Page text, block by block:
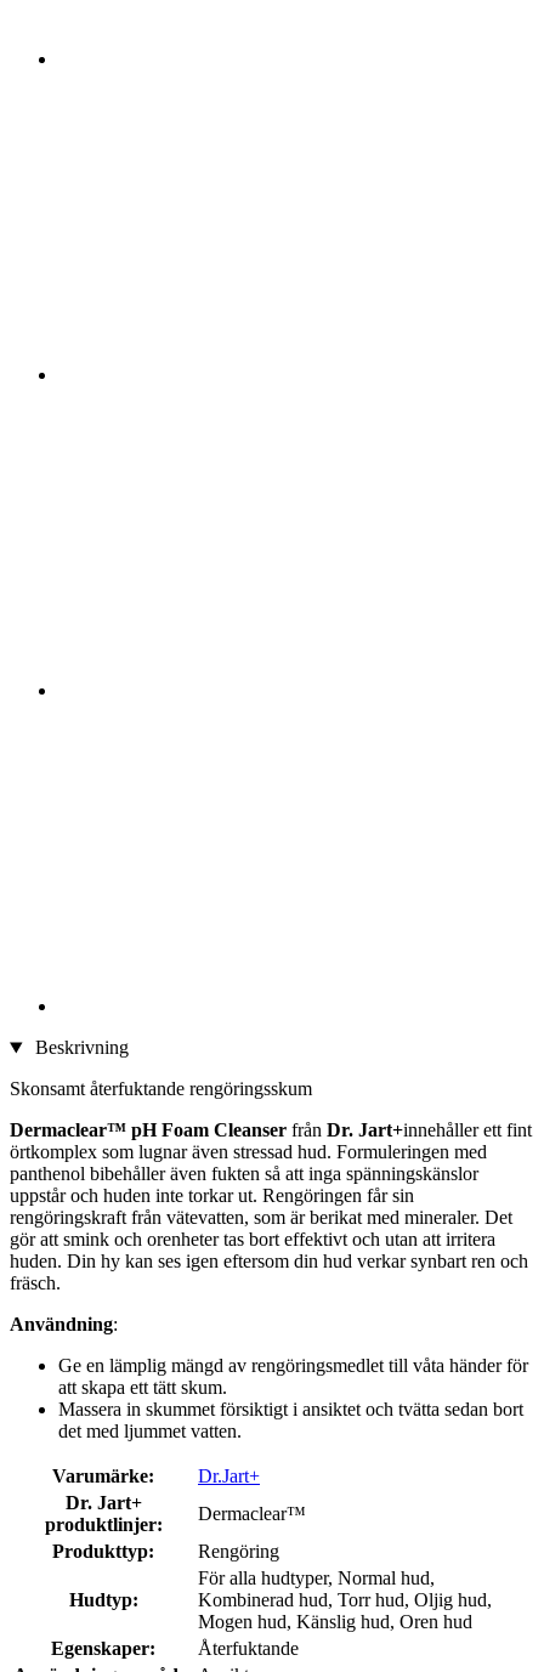
Beskrivning
Skonsamt återfuktande rengöringsskum
Dermaclear™ pH Foam Cleanser från Dr. Jart+innehåller ett fint
örtkomplex som lugnar även stressad hud. Formuleringen med
panthenol bibehåller även fukten så att inga spänningskänslor
uppstår och huden inte torkar ut. Rengöringen får sin
rengöringskraft från vätevatten, som är berikat med mineraler. Det
gör att smink och orenheter tas bort effektivt och utan att irritera
huden. Din hy kan ses igen eftersom din hud verkar synbart ren och
fräsch.
Användning:
Ge en lämplig mängd av rengöringsmedlet till våta händer för
att skapa ett tätt skum.
Massera in skummet försiktigt i ansiktet och tvätta sedan bort
det med ljummet vatten.
Varumärke:
Dr.Jart+
Dr. Jart+
produktlinjer:
Dermaclear™
Produkttyp:
Rengöring
Hudtyp:
För alla hudtyper, Normal hud,
Kombinerad hud, Torr hud, Oljig hud,
Mogen hud, Känslig hud, Oren hud
Egenskaper:
Återfuktande